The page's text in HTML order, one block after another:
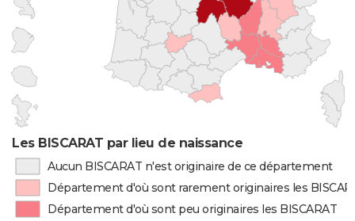
Les BISCARAT par lieu de naissance
Aucun BISCARAT n'est originaire de ce département
Département d'où sont rarement originaires les
Département d'où sont peu originaires les BISCARAT